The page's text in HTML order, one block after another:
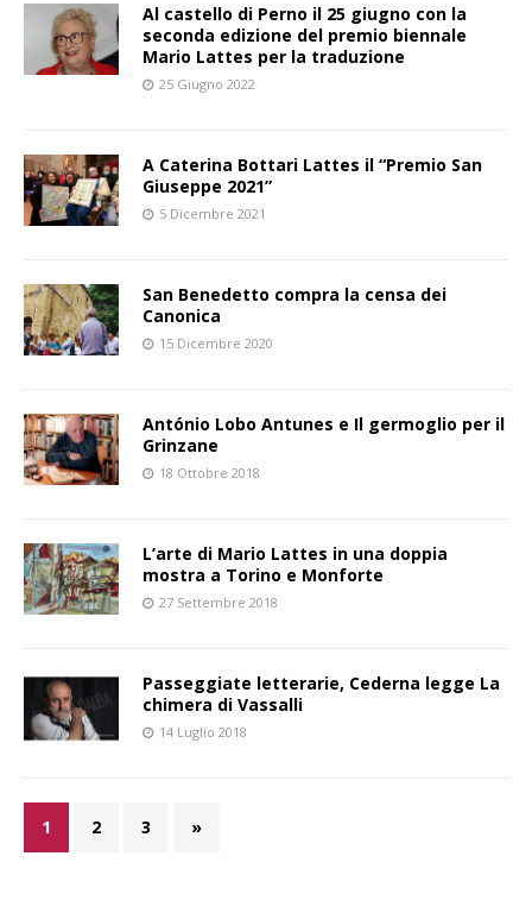
Al castello di Perno il 25 giugno con la
seconda edizione del premio biennale
Mario Lattes per la traduzione
25 Giugno 2022
A Caterina Bottari Lattes il “Premio San
Giuseppe 2021”
5 Dicembre 2021
San Benedetto compra la censa dei
Canonica
15 Dicembre 2020
António Lobo Antunes e Il germoglio per il
Grinzane
18 Ottobre 2018
L’arte di Mario Lattes in una doppia
mostra a Torino e Monforte
27 Settembre 2018
Passeggiate letterarie, Cederna legge La
chimera di Vassalli
14 Luglio 2018
1 2 3 »